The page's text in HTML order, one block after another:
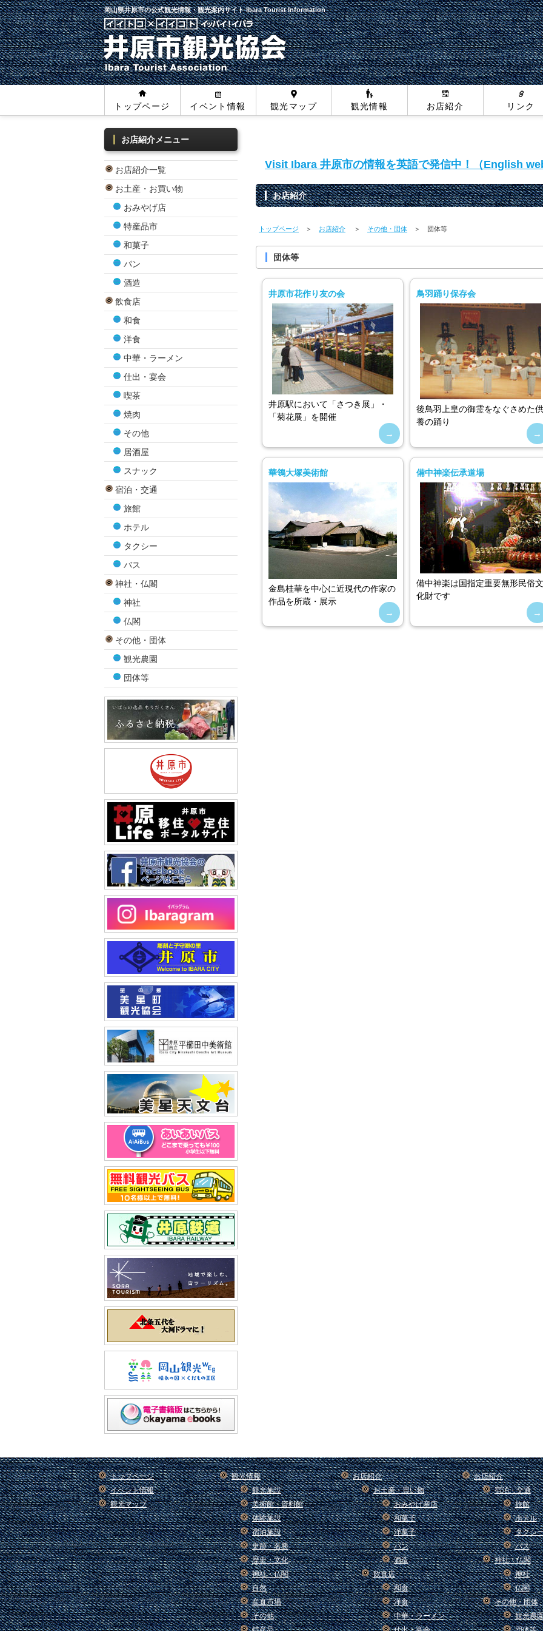
岡山県井原市の公式観光情報・観光案内サイトIbara Tourist Information
トップページ イベント情報 観光マップ 観光情報 お店紹介 リンク
Visit Ibara 井原市の情報を英語で発信中！（English
お店紹介
トップページ ＞ お店紹介 ＞ その他・団体 ＞ 団体等
団体等
井原市花作り友の会
井原駅において「さつき展」・
「菊花展」を開催
鳥羽踊り保存会
後鳥羽上皇の御霊をなぐさめた供
養の踊り
華鴒大塚美術館
金島桂華を中心に近現代の作家の
作品を所蔵・展示
備中神楽伝承道場
備中神楽は国指定重要無形民俗文
化財です
お店紹介メニュー
お店紹介一覧
お土産・お買い物
おみやげ店
特産品市
和菓子
パン
酒造
飲食店
和食
洋食
中華・ラーメン
仕出・宴会
喫茶
焼肉
その他
居酒屋
スナック
宿泊・交通
旅館
ホテル
タクシー
バス
神社・仏閣
神社
仏閣
その他・団体
観光農園
団体等
トップページ
イベント情報
観光マップ
観光情報
観光施設
美術館・資料館
体験施設
宿泊施設
史跡・名勝
歴史・文化
神社・仏閣
自然
産直市場
その他
お店紹介
お土産・買い物
おみやげ産店
和菓子
洋菓子
パン
酒造
飲食店
和食
洋食
中華・ラーメン
お店紹介
宿泊・交通
旅館
ホテル
タクシ
バス
神社・仏閣
神社
仏閣
その他・団体
観光農